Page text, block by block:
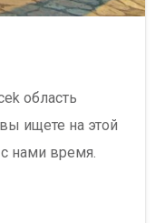
область
ищете на этой
нами время.